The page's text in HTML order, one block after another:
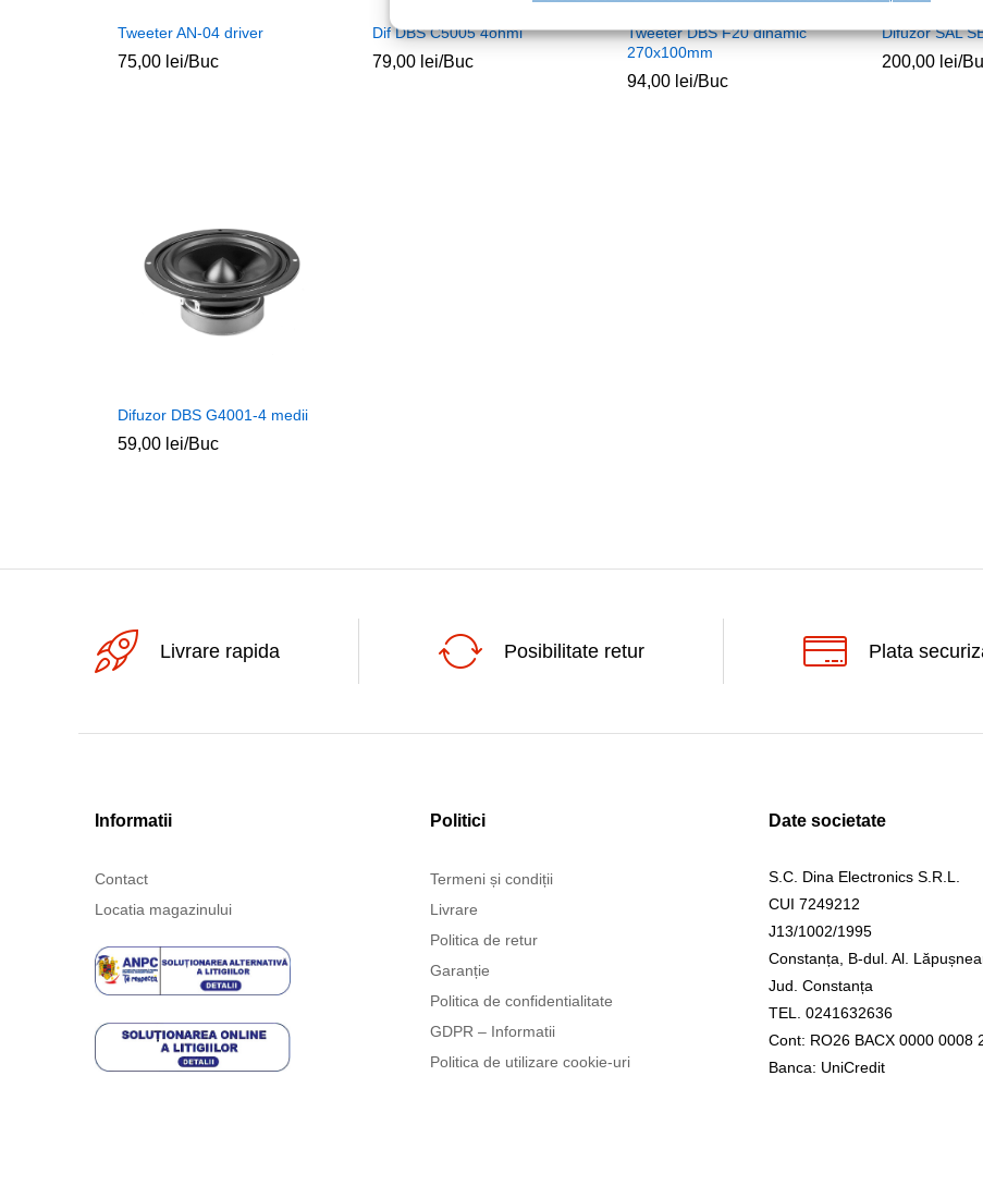
Tweeter AN-04 driver
75,00 lei/Buc
Dif DBS C5005 4ohmi
79,00 lei/Buc
Tweeter DBS F20 dinamic
270x100mm
94,00 lei/Buc
Difuzor SAL
200,00 lei/
Difuzor DBS G4001-4 medii
59,00 lei/Buc
Livrare rapida Posibilitate retur Plata
Informatii
Contact
Locatia magazinului
Politici
Termeni și condiții
Livrare
Politica de retur
Garanție
Politica de confidentialitate
GDPR – Informatii
Politica de utilizare cookie-uri
Date societate
S.C. Dina Electronics S.R.L.
CUI 7249212
J13/1002/1995
Constanța, B-dul. Al.
Jud. Constanța
TEL. 0241632636
Cont: RO26 BACX 0000 0008
Banca: UniCredit